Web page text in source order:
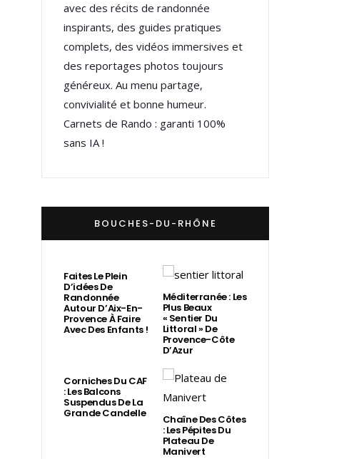
avec des récits de randonnée
inspirants, des guides pratiques
complets, des vidéos immersives et
des reportages photos toujours
généreux. Au menu partage,
convivialité et bonne humeur.
Carnets de Rando : garanti 100%
sans IA !
BOUCHES-DU-RHÔNE
Faites Le Plein
D’idées De
Randonnée
Autour D’Aix-En-
Provence À Faire
Avec Des Enfants !
Méditerranée : Les
Plus Beaux
« Sentier Du
Littoral » De
Provence-Côte
D’Azur
Corniches Du CAF
: Les Balcons
Suspendus De La
Grande Candelle Chaîne Des Côtes
: Les Pépites Du
Plateau De
Manivert